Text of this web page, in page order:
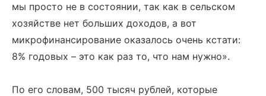
мы просто не в состоянии, так как в сельском
хозяйстве нет больших доходов, а вот
микрофинансирование оказалось очень кстати:
8% годовых – это как раз то, что нам нужно».
По его словам, 500 тысяч рублей, которые